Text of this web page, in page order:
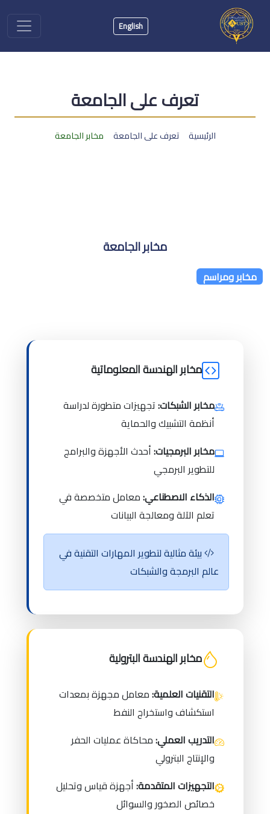
English
تعرف على الجامعة
الرئيسية تعرف على الجامعة مخابر الجامعة
مخابر الجامعة
مخابر ومراسم
مخابر الهندسة المعلوماتية
مخابر الشبكات:تجهيزات متطورة لدراسة
أنظمة التشبيك والحماية
مخابر البرمجيات:أحدث الأجهزة والبرامج
للتطوير البرمجي
الذكاء الاصطناعي:معامل متخصصة في
تعلم الآلة ومعالجة البيانات
بيئة مثالية لتطوير المهارات التقنية في
عالم البرمجة والشبكات
مخابر الهندسة البترولية
التقنيات العلمية:معامل مجهزة بمعدات
استكشاف واستخراج النفط
التدريب العملي:محاكاة عمليات الحفر
والإنتاج البترولي
التجهيزات المتقدمة:أجهزة قياس وتحليل
خصائص الصخور والسوائل